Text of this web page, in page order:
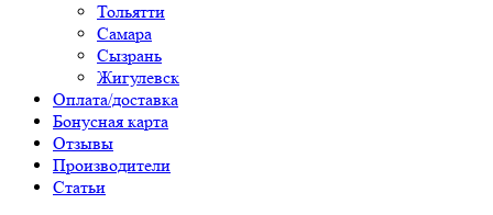
Тольятти
Самара
Сызрань
Жигулевск
Оплата/доставка
Бонусная карта
Отзывы
Производители
Статьи